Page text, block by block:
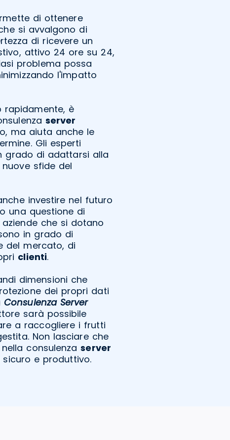
di ottenere
si avvalgono di
di ricevere un
attivo 24 ore su 24,
problema possa
l'impatto
rapidamente, è
server
ma aiuta anche le
Gli esperti
grado di adattarsi alla
sfide del
investire nel futuro
una questione di
che si dotano
in grado di
del mercato, di
clienti.
dimensioni che
dei propri dati
Consulenza Server
sarà possibile
a raccogliere i frutti
Non lasciare che
consulenzaserver
e produttivo.